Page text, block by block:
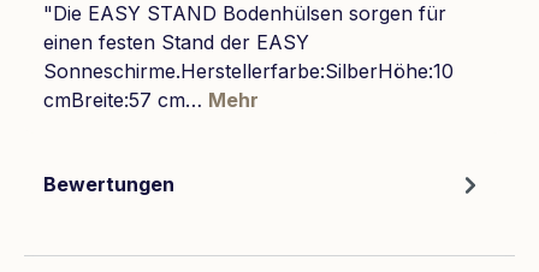
"Die EASY STAND Bodenhülsen sorgen für
einen festen Stand der EASY
Sonneschirme.Herstellerfarbe:SilberHöhe:10
cmBreite:57 cm… Mehr
Bewertungen